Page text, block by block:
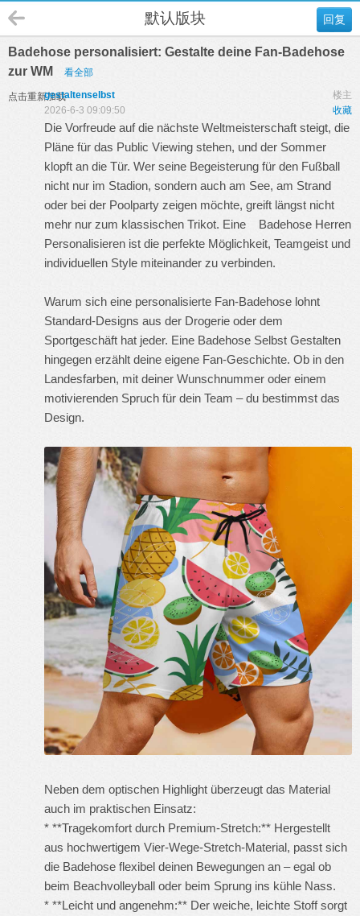
回复
默认版块
Badehose personalisiert: Gestalte deine Fan-Badehose
zur WM
看全部
点击重新加载 楼主
gestaltenselbst
收藏
2026-6-3 09:09:50
Die Vorfreude auf die nächste Weltmeisterschaft steigt, die
Pläne für das Public Viewing stehen, und der Sommer
klopft an die Tür. Wer seine Begeisterung für den Fußball
nicht nur im Stadion, sondern auch am See, am Strand
oder bei der Poolparty zeigen möchte, greift längst nicht
mehr nur zum klassischen Trikot. Eine Badehose Herren
Personalisieren ist die perfekte Möglichkeit, Teamgeist und
individuellen Style miteinander zu verbinden.
Warum sich eine personalisierte Fan-Badehose lohnt
Standard-Designs aus der Drogerie oder dem
Sportgeschäft hat jeder. Eine Badehose Selbst Gestalten
hingegen erzählt deine eigene Fan-Geschichte. Ob in den
Landesfarben, mit deiner Wunschnummer oder einem
motivierenden Spruch für dein Team – du bestimmst das
Design.
Neben dem optischen Highlight überzeugt das Material
auch im praktischen Einsatz:
* **Tragekomfort durch Premium-Stretch:** Hergestellt
aus hochwertigem Vier-Wege-Stretch-Material, passt sich
die Badehose flexibel deinen Bewegungen an – egal ob
beim Beachvolleyball oder beim Sprung ins kühle Nass.
* **Leicht und angenehm:** Der weiche, leichte Stoff sorgt